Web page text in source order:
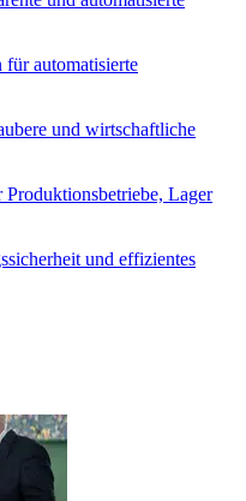
für automatisierte
und wirtschaftliche
Lager
und effizientes